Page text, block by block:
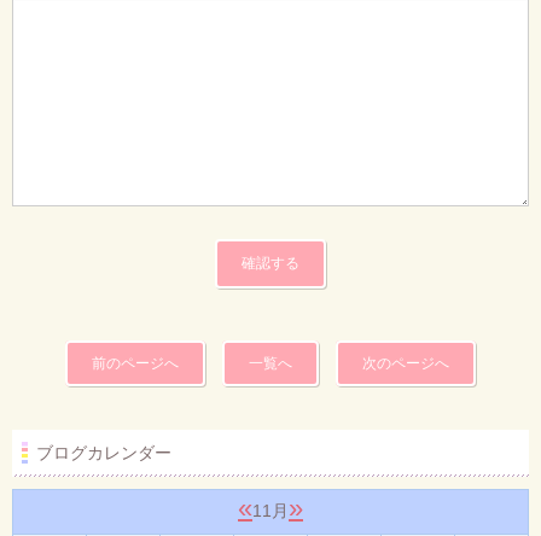
前のページへ 一覧へ 次のページへ
ブログカレンダー
«11月 »